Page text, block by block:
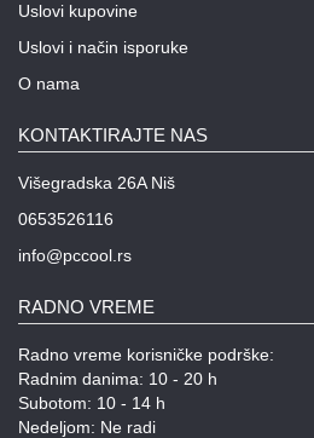
Uslovi kupovine
Uslovi i način isporuke
O nama
KONTAKTIRAJTE NAS
Višegradska 26A Niš
0653526116
info@pccool.rs
RADNO VREME
Radno vreme korisničke podrške:
Radnim danima: 10 - 20 h
Subotom: 10 - 14 h
Nedeljom: Ne radi